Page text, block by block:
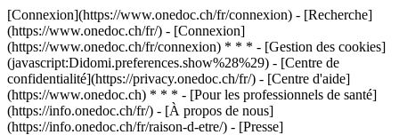
[Connexion](https://www.onedoc.ch/fr/connexion) - [Recherche]
(https://www.onedoc.ch/fr/) - [Connexion]
(https://www.onedoc.ch/fr/connexion) * * * - [Gestion des cookies]
(javascript:Didomi.preferences.show%28%29) - [Centre de
confidentialité](https://privacy.onedoc.ch/fr/) - [Centre d'aide]
(https://www.onedoc.ch) * * * - [Pour les professionnels de santé]
(https://info.onedoc.ch/fr/) - [À propos de nous]
(https://info.onedoc.ch/fr/raison-d-etre/) - [Presse]